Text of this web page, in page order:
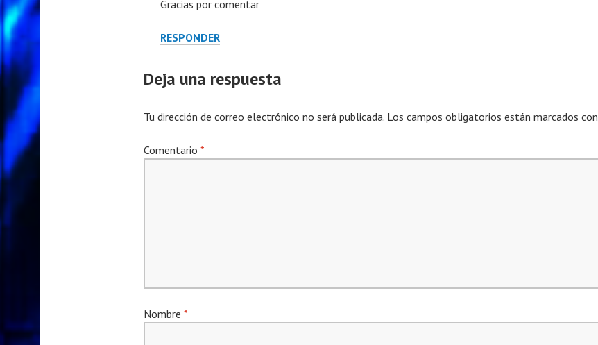
Gracias por comentar
RESPONDER
Deja una respuesta
Tu dirección de correo electrónico no será publicada. Los campos obligatorios están marcados con
Comentario *
Nombre *